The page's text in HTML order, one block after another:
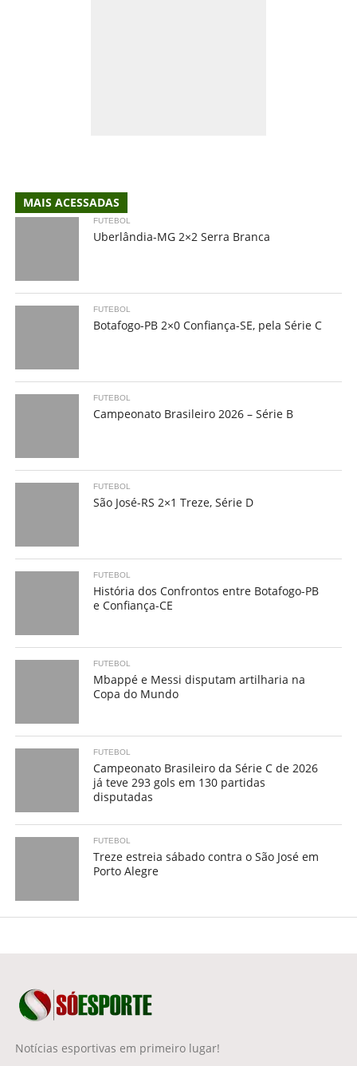
MAIS ACESSADAS
FUTEBOL
Uberlândia-MG 2×2 Serra Branca
FUTEBOL
Botafogo-PB 2×0 Confiança-SE, pela Série C
FUTEBOL
Campeonato Brasileiro 2026 – Série B
FUTEBOL
São José-RS 2×1 Treze, Série D
FUTEBOL
História dos Confrontos entre Botafogo-PB
e Confiança-CE
FUTEBOL
Mbappé e Messi disputam artilharia na
Copa do Mundo
FUTEBOL
Campeonato Brasileiro da Série C de 2026
já teve 293 gols em 130 partidas
disputadas
FUTEBOL
Treze estreia sábado contra o São José em
Porto Alegre
Notícias esportivas em primeiro lugar!